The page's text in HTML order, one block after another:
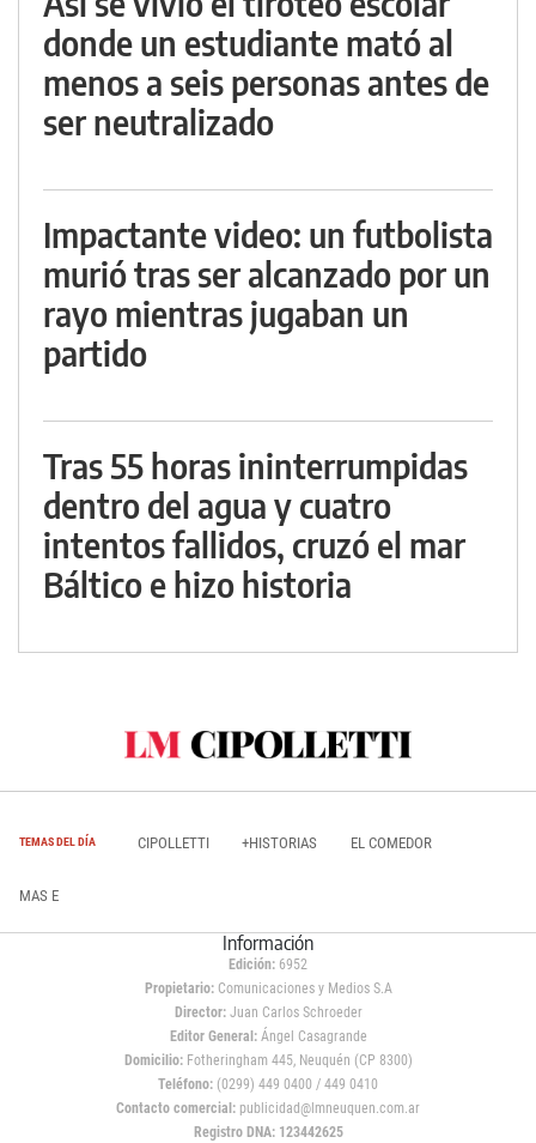
donde un estudiante mató al
menos a seis personas antes de
ser neutralizado
Impactante video: un futbolista
murió tras ser alcanzado por un
rayo mientras jugaban un
partido
Tras 55 horas ininterrumpidas
dentro del agua y cuatro
intentos fallidos, cruzó el mar
Báltico e hizo historia
TEMAS DEL DÍA CIPOLLETTI +HISTORIAS EL COMEDOR
MAS E
Información
Edición: 6952
Propietario:Comunicaciones y Medios S.A
Director: Juan Carlos Schroeder
Editor General:Ángel Casagrande
Domicilio:Fotheringham 445, Neuquén (CP 8300)
Teléfono: (0299) 449 0400 / 449 0410
Contacto comercial: publicidad@lmneuquen.com.ar
Registro DNA: 123442625